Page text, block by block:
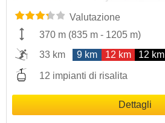
Valutazione
370 m (835 m - 1205 m)
33 km
9 km 12 km 12 km
12 impianti di risalita
Dettagli